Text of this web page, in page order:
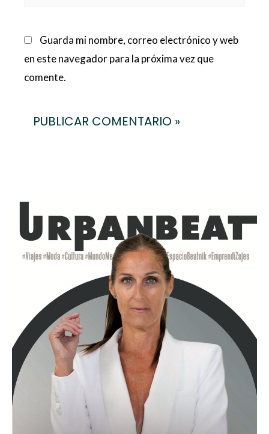
Guarda mi nombre, correo electrónico y web
en este navegador para la próxima vez que
comente.